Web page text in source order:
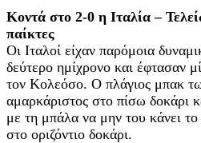
Κοντά στο 2-0 η Ιταλία –
παίκτες
Οι Ιταλοί είχαν παρόμοια
δεύτερο ημίχρονο και έφτασαν
τον Κολεόσο. Ο πλάγιος μπακ
αμαρκάριστος στο πίσω δοκάρι
με τη μπάλα να μην του κάνει το
στο οριζόντιο δοκάρι.